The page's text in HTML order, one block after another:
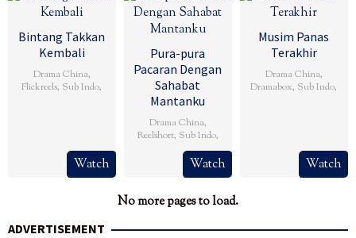
Bintang Takkan
Kembali
Drama China,
Flickreels, Sub Indo,
Watch
Pura-pura
Pacaran Dengan
Sahabat
Mantanku
Drama China,
Reelshort, Sub Indo,
Watch
Musim Panas
Terakhir
Drama China,
Dramabox, Sub Indo,
Watch
No more pages to load.
ADVERTISEMENT